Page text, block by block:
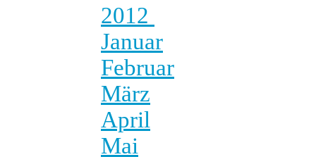
2012
Januar
Februar
März
April
Mai